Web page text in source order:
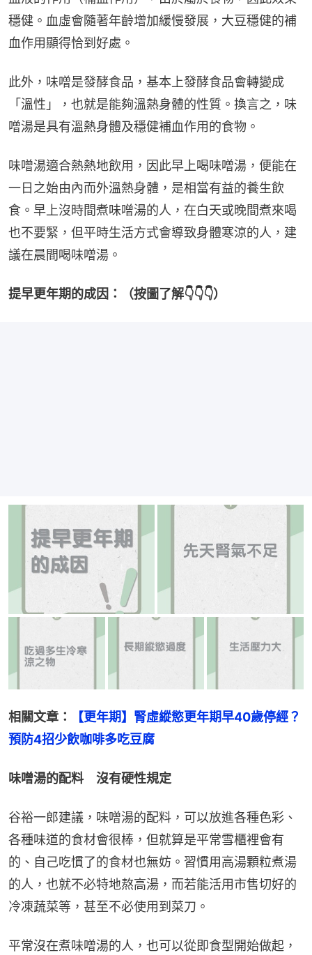
穩健。血虛會隨著年齡增加緩慢發展，大豆穩健的補
血作用顯得恰到好處。
此外，味噌是發酵食品，基本上發酵食品會轉變成
「溫性」，也就是能夠溫熱身體的性質。換言之，味
噌湯是具有溫熱身體及穩健補血作用的食物。
味噌湯適合熱熱地飲用，因此早上喝味噌湯，便能在
一日之始由內而外溫熱身體，是相當有益的養生飲
食。早上沒時間煮味噌湯的人，在白天或晚間煮來喝
也不要緊，但平時生活方式會導致身體寒涼的人，建
議在晨間喝味噌湯。
提早更年期的成因：（按圖了解👇👇👇）
相關文章：
【更年期】腎虛縱慾更年期早40歲停經？
預防4招少飲咖啡多吃豆腐
味噌湯的配料　沒有硬性規定
谷裕一郎建議，味噌湯的配料，可以放進各種色彩、
各種味道的食材會很棒，但就算是平常雪櫃裡會有
的、自己吃慣了的食材也無妨。習慣用高湯顆粒煮湯
的人，也就不必特地熬高湯，而若能活用市售切好的
冷凍蔬菜等，甚至不必使用到菜刀。
平常沒在煮味噌湯的人，也可以從即食型開始做起，